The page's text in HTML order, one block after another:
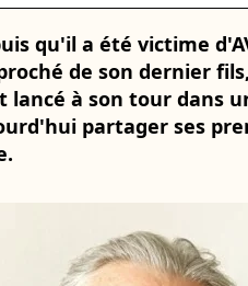
qu'il a été victime
de son dernier
lancé à son tour dans
partager ses